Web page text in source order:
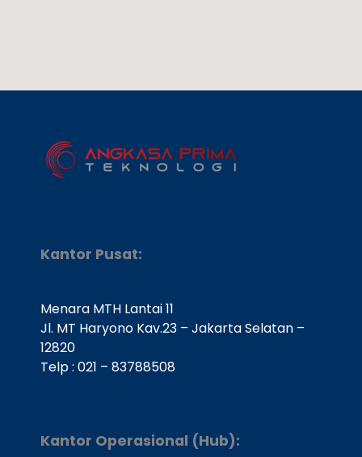
Kantor Pusat:
Menara MTH Lantai 11
Jl. MT Haryono Kav.23 – Jakarta Selatan –
12820
Telp : 021 – 83788508
Kantor Operasional (Hub):